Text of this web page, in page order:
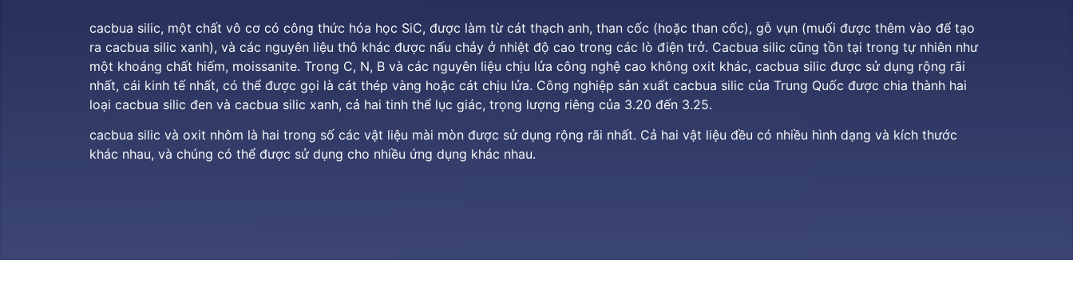
cacbua silic, một chất vô cơ có công thức hóa học SiC, được làm từ cát thạch anh, than cốc (hoặc than cốc), gỗ vụn (muối được thêm vào để tạo
ra cacbua silic xanh), và các nguyên liệu thô khác được nấu chảy ở nhiệt độ cao trong các lò điện trở. Cacbua silic cũng tồn tại trong tự nhiên như
một khoáng chất hiếm, moissanite. Trong C, N, B và các nguyên liệu chịu lửa công nghệ cao không oxit khác, cacbua silic được sử dụng rộng rãi
nhất, cái kinh tế nhất, có thể được gọi là cát thép vàng hoặc cát chịu lửa. Công nghiệp sản xuất cacbua silic của Trung Quốc được chia thành hai
loại cacbua silic đen và cacbua silic xanh, cả hai tinh thể lục giác, trọng lượng riêng của 3.20 đến 3.25.
cacbua silic và oxit nhôm là hai trong số các vật liệu mài mòn được sử dụng rộng rãi nhất. Cả hai vật liệu đều có nhiều hình dạng và kích thước
khác nhau, và chúng có thể được sử dụng cho nhiều ứng dụng khác nhau.